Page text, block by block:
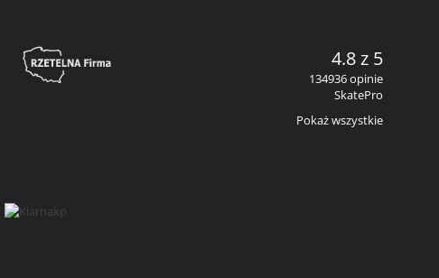
4.8 z 5
134936 opinie
SkatePro
Pokaż wszystkie